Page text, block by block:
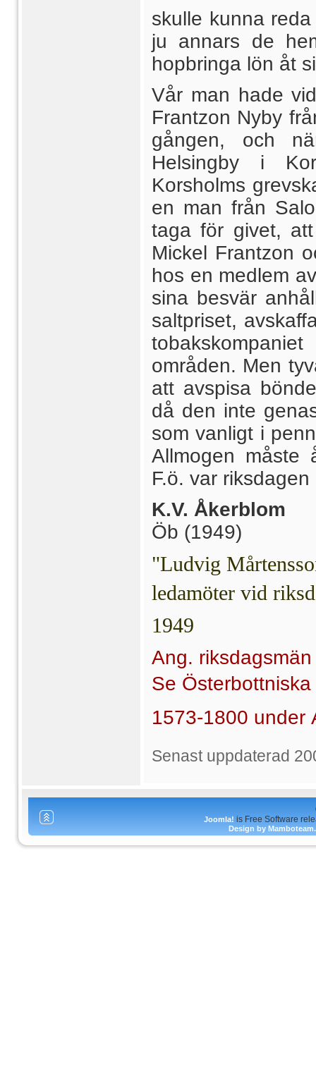
skulle kunna
ju annars de
hopbringa lön åt
Vår man hade
Frantzon Nyby
gången, och
Helsingby i
Korsholms
en man från
taga för givet,
Mickel Frantzon
hos en medlem
sina besvär
saltpriset,
områden. Men
att avspisa
då den inte
som vanligt i
Allmogen måste
F.ö. var
K.V. Åkerblom
Öb (1949)
"Ludvig
ledamöter vid
1949
Ang.
Se
1573-1800 under
Senast uppdaterad
Joomla! is Free Software
Design by